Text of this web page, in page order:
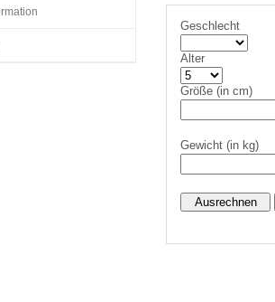
Recht auf Impfung
Vorsorge- und
Material zu den
Broschüren und
Familienzeit
Geschlecht
Alter
Größe (in cm)
Gewicht (in kg)